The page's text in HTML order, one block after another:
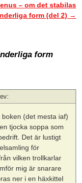
– om det stabilas
form (del 2) →
form
(det mesta iaf)
tjocka soppa som
Det är lustigt
för
vilken trollkarlar
mig är snarare
ner i en häxkittel